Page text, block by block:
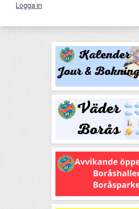
Logga in